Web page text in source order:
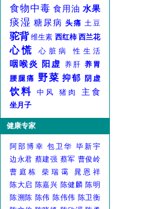
食物中毒 食用油 水果
痰湿 糖尿病 头痛 土豆
驼背 维生素 西红柿 西兰花
心慌 心脏病 性生活
咽喉炎 阳虚 养肝 养胃
腰腿痛 野菜 抑郁 阴虚
饮料 中风 猪肉 主食
坐月子
健康专家
阿部博幸 包卫华 毕新宇
边永君 蔡建强 蔡军 曹俊岭
曹庭栋
柴瑞霭
晁恩祥
陈大启 陈嘉兴 陈健麟 陈明
陈溯陈 陈伟 陈伟伟 陈卫衡